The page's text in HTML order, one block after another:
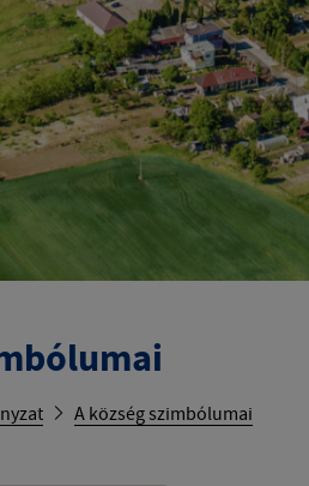
A község szimbólumai